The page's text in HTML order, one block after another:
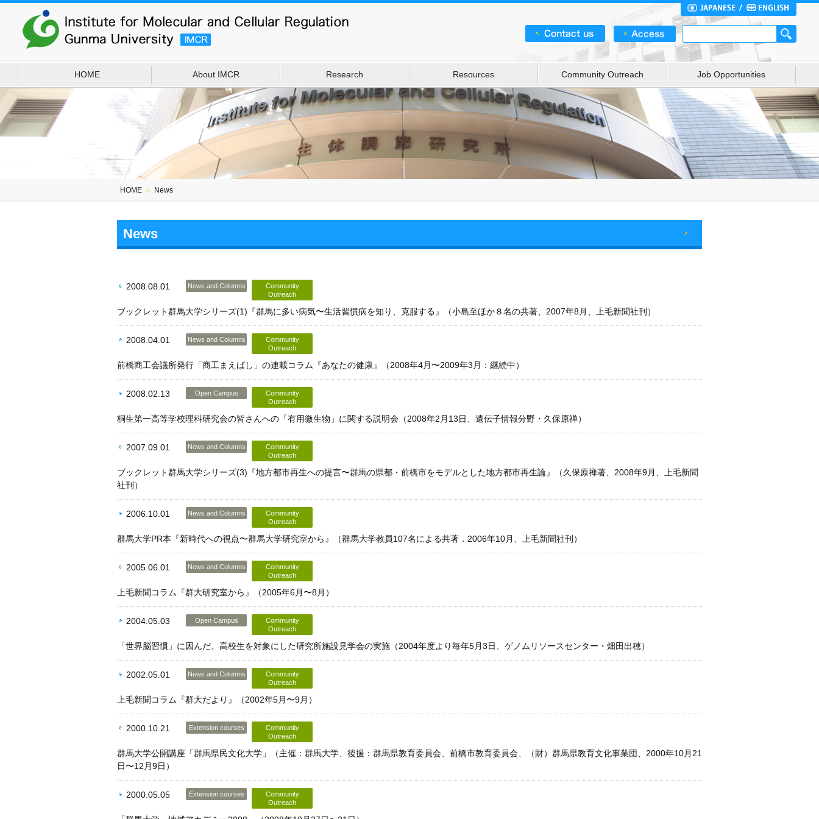
HOME About IMCR Research Resources Community Outreach Job Opportunities
HOME ＞ News
News
2008.08.01 News and Columns
Community
Outreach
ブックレット群馬大学シリーズ(1)『群馬に多い病気〜生活習慣病を知り、克服する』（小島至ほか８名の共著、2007年8月、上毛新聞社刊）
2008.04.01 News and Columns
Community
Outreach
前橋商工会議所発行「商工まえばし」の連載コラム『あなたの健康』（2008年4月〜2009年3月：継続中）
2008.02.13 Open Campus
Community
Outreach
桐生第一高等学校理科研究会の皆さんへの「有用微生物」に関する説明会（2008年2月13日、遺伝子情報分野・久保原禅）
2007.09.01 News and Columns
Community
Outreach
ブックレット群馬大学シリーズ(3)『地方都市再生への提言〜群馬の県都・前橋市をモデルとした地方都市再生論』（久保原禅著、2008年9月、上毛新聞
社刊）
2006.10.01 News and Columns
Community
Outreach
群馬大学PR本『新時代への視点〜群馬大学研究室から』（群馬大学教員107名による共著．2006年10月、上毛新聞社刊）
2005.06.01 News and Columns
Community
Outreach
上毛新聞コラム『群大研究室から』（2005年6月〜8月）
2004.05.03 Open Campus
Community
Outreach
「世界脳習慣」に因んだ、高校生を対象にした研究所施設見学会の実施（2004年度より毎年5月3日、ゲノムリソースセンター・畑田出穂）
2002.05.01 News and Columns
Community
Outreach
上毛新聞コラム『群大だより』（2002年5月〜9月）
2000.10.21 Extension courses
Community
Outreach
群馬大学公開講座「群馬県民文化大学」（主催：群馬大学、後援：群馬県教育委員会、前橋市教育委員会、（財）群馬県教育文化事業団、2000年10月21
日〜12月9日）
2000.05.05 Extension courses
Community
Outreach